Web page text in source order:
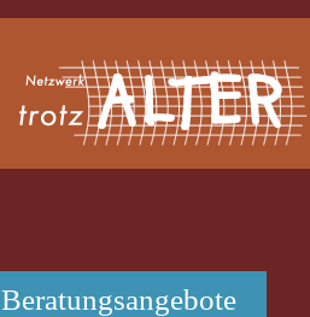
Beratungsangebote